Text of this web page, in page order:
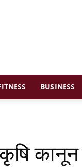
BUSINESS
कानून